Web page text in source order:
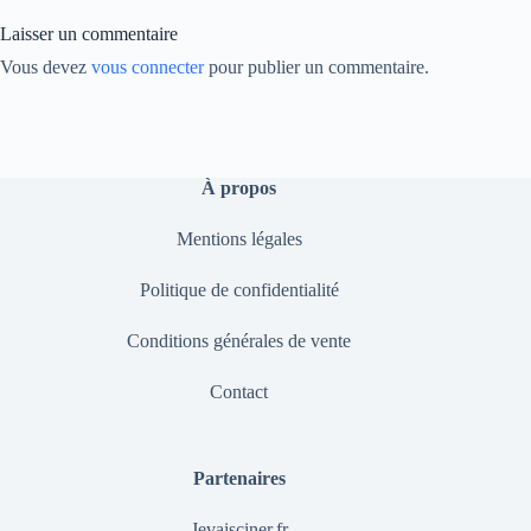
Laisser un commentaire
Vous devez vous connecterpour publier un commentaire.
À propos
Mentions légales
Politique de confidentialité
Conditions générales de vente
Contact
Partenaires